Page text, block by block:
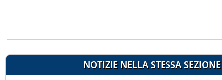
NOTIZIE NELLA STESSA SEZIONE